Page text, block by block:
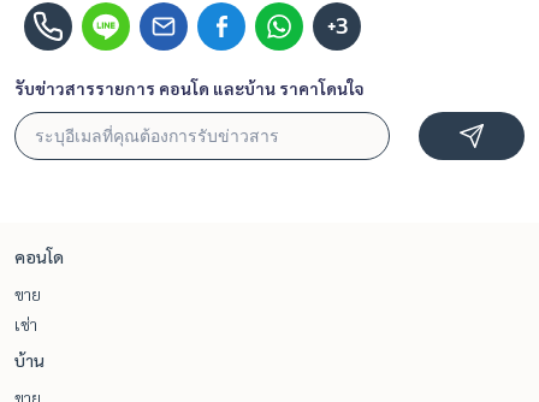
+3
รับข่าวสารรายการ คอนโด และบ้าน ราคาโดนใจ
คอนโด
ขาย
เช่า
บ้าน
ขาย